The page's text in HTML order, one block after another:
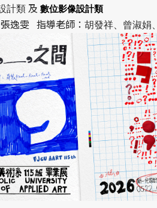
計類 及 數位影像設計類
逸雯 指導老師： 胡發祥、曾淑娟、